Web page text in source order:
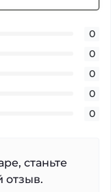
0
0
0
0
0
станьте
отзыв.